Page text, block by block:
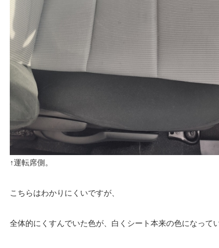
↑運転席側。
こちらはわかりにくいですが、
全体的にくすんでいた色が、白くシート本来の色になって